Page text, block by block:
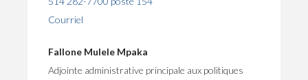
Courriel
Fallone Mulele Mpaka
Adjointe administrative principale aux politiques